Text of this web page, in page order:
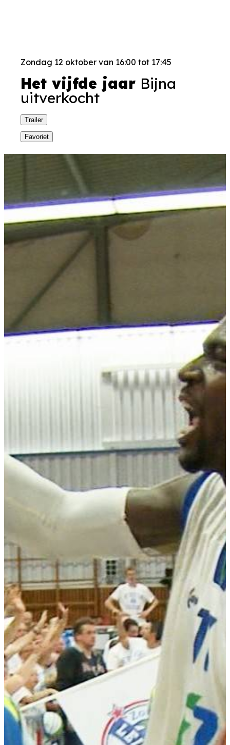
Zondag 12 oktober van 16:00 tot 17:45
Het vijfde jaar Bijna
uitverkocht
Trailer
Favoriet